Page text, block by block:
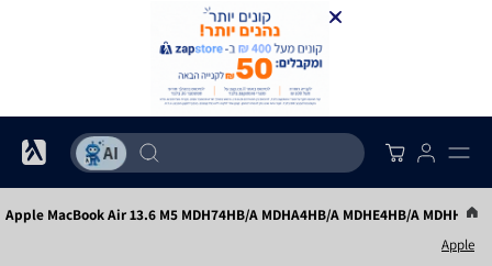
Apple MacBook Air 13.6 M5 MDH74HB/A MDHA4HB/A MDHE4HB/A
Apple